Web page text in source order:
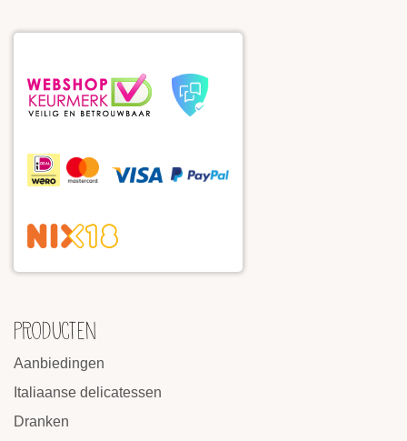
PRODUCTEN
Aanbiedingen
Italiaanse delicatessen
Dranken